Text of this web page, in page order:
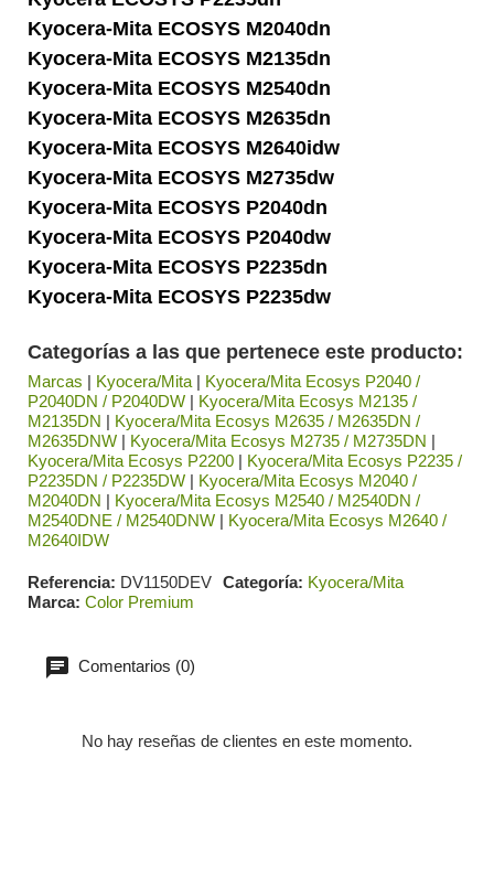
Kyocera-Mita ECOSYS M2040dn
Kyocera-Mita ECOSYS M2135dn
Kyocera-Mita ECOSYS M2540dn
Kyocera-Mita ECOSYS M2635dn
Kyocera-Mita ECOSYS M2640idw
Kyocera-Mita ECOSYS M2735dw
Kyocera-Mita ECOSYS P2040dn
Kyocera-Mita ECOSYS P2040dw
Kyocera-Mita ECOSYS P2235dn
Kyocera-Mita ECOSYS P2235dw
Categorías a las que pertenece este producto:
Marcas | Kyocera/Mita | Kyocera/Mita Ecosys P2040 /
P2040DN / P2040DW | Kyocera/Mita Ecosys M2135 /
M2135DN | Kyocera/Mita Ecosys M2635 / M2635DN /
M2635DNW | Kyocera/Mita Ecosys M2735 / M2735DN |
Kyocera/Mita Ecosys P2200 | Kyocera/Mita Ecosys P2235 /
P2235DN / P2235DW | Kyocera/Mita Ecosys M2040 /
M2040DN | Kyocera/Mita Ecosys M2540 / M2540DN /
M2540DNE / M2540DNW | Kyocera/Mita Ecosys M2640 /
M2640IDW
Referencia DV1150DEV Categoría Kyocera/Mita
Marca Color Premium
Comentarios (0)
No hay reseñas de clientes en este momento.